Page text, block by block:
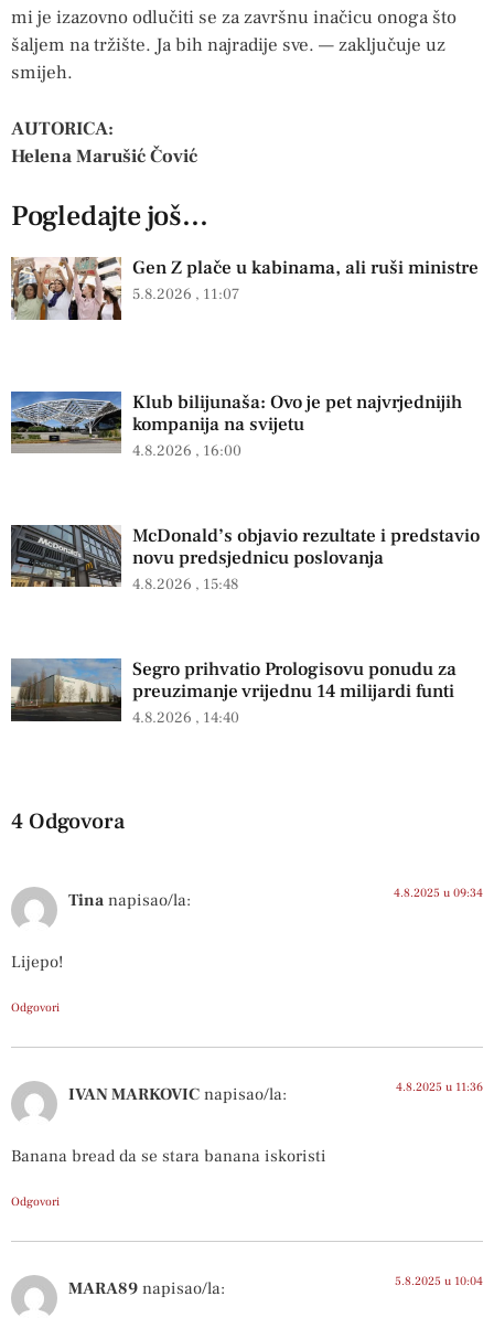
mi je izazovno odlučiti se za završnu inačicu onoga što
šaljem na tržište. Ja bih najradije sve. — zaključuje uz
smijeh.
AUTORICA:
Helena Marušić Čović
Pogledajte još...
Gen Z plače u kabinama, ali ruši ministre
5.8.2026 11:07
Klub bilijunaša: Ovo je pet najvrjednijih
kompanija na svijetu
4.8.2026 16:00
McDonald’s objavio rezultate i predstavio
novu predsjednicu poslovanja
4.8.2026 15:48
Segro prihvatio Prologisovu ponudu za
preuzimanje vrijednu 14 milijardi funti
4.8.2026 14:40
4 Odgovora
Tina napisao/la: 4.8.2025 u 09:34
Lijepo!
Odgovori
IVAN MARKOVIC napisao/la: 4.8.2025 u 11:36
Banana bread da se stara banana iskoristi
Odgovori
MARA89 napisao/la: 5.8.2025 u 10:04